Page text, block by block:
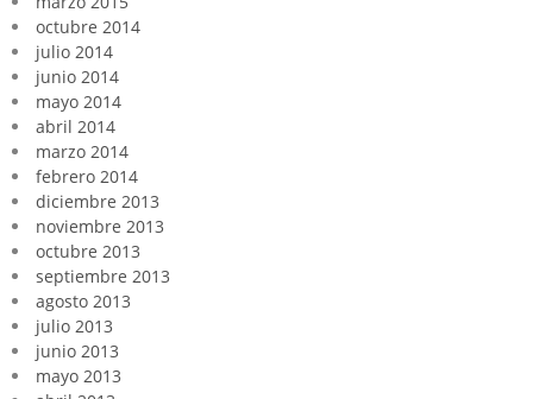
octubre 2014
julio 2014
junio 2014
mayo 2014
abril 2014
marzo 2014
febrero 2014
diciembre 2013
noviembre 2013
octubre 2013
septiembre 2013
agosto 2013
julio 2013
junio 2013
mayo 2013